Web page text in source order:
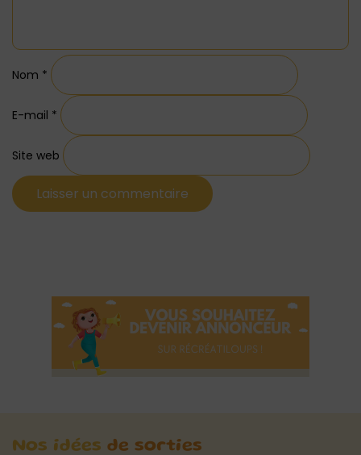
Nom *
E-mail *
Site web
Nos idées de sorties